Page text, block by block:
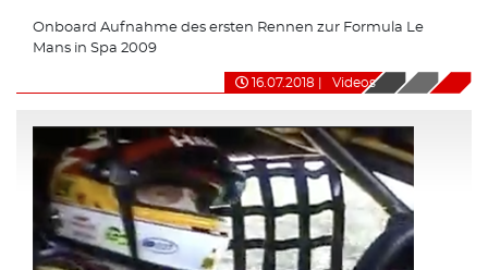
Onboard Aufnahme des ersten Rennen zur Formula Le
Mans in Spa 2009
16.07.2018 Videos